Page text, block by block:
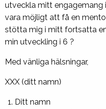
utveckla mitt engagemang
vara möjligt att få en
stötta mig i mitt fortsatta
min utveckling i 6 ?
Med vänliga hälsningar,
XXX (ditt namn)
Ditt namn